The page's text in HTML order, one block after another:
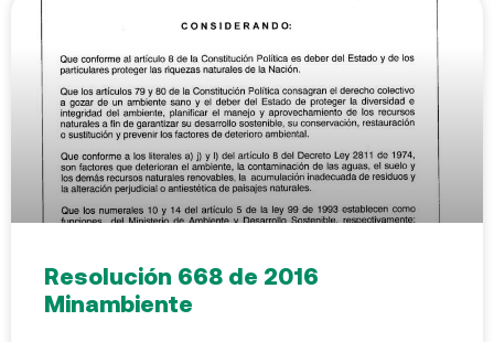
Resolución 668 de 2016
Minambiente